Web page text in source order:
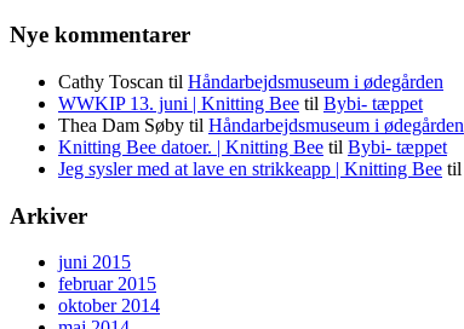
Nye kommentarer
Cathy Toscan til Håndarbejdsmuseum i ødegården
WWKIP 13. juni | Knitting Bee til Bybi- tæppet
Thea Dam Søby til Håndarbejdsmuseum i ødegården
Knitting Bee datoer. | Knitting Bee til Bybi- tæppet
Jeg sysler med at lave en strikkeapp | Knitting Bee til
Arkiver
juni 2015
februar 2015
oktober 2014